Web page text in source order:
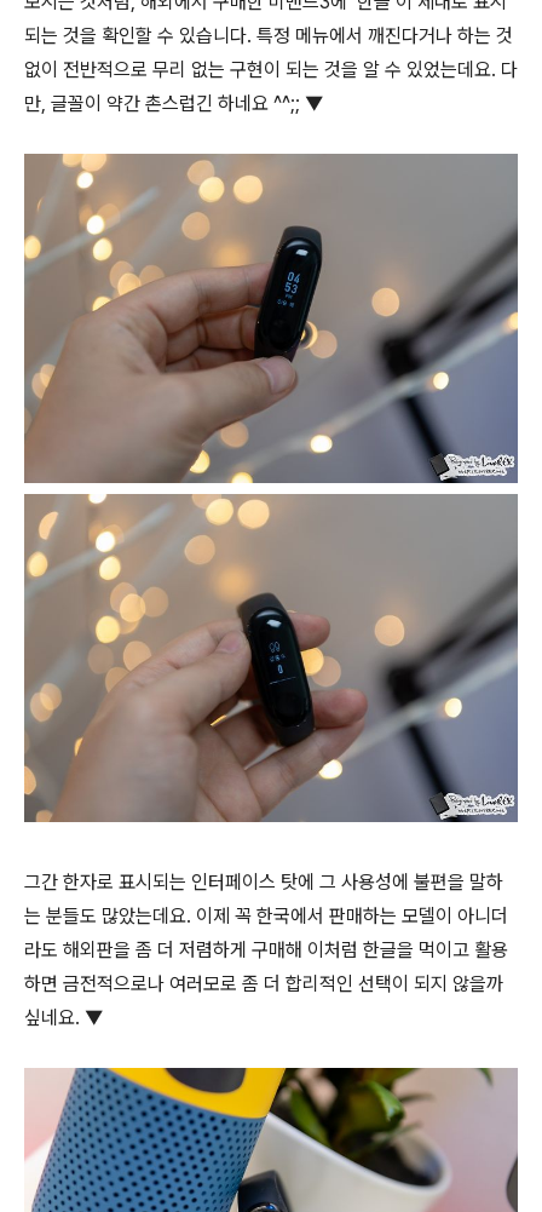
되는 것을 확인할 수 있습니다. 특정 메뉴에서 깨진다거나 하는 것
없이 전반적으로 무리 없는 구현이 되는 것을 알 수 있었는데요. 다
만, 글꼴이 약간 촌스럽긴 하네요 ^^;; ▼
그간 한자로 표시되는 인터페이스 탓에 그 사용성에 불편을 말하
는 분들도 많았는데요. 이제 꼭 한국에서 판매하는 모델이 아니더
라도 해외판을 좀 더 저렴하게 구매해 이처럼 한글을 먹이고 활용
하면 금전적으로나 여러모로 좀 더 합리적인 선택이 되지 않을까
싶네요. ▼